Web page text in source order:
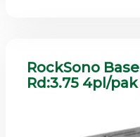
RockSono
Rd:3.75 4pl/